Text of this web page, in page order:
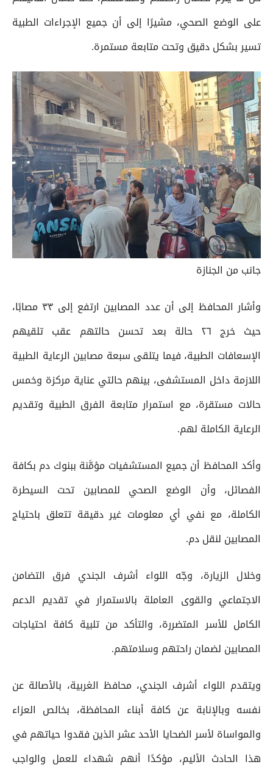
على الوضع الصحي، مشيرًا إلى أن جميع الإجراءات الطبية
تسير بشكل دقيق وتحت متابعة مستمرة.
جانب من الجنازة
وأشار المحافظ إلى أن عدد المصابين ارتفع إلى ٣٣ مصابًا،
حيث خرج ٢٦ حالة بعد تحسن حالتهم عقب تلقيهم
الإسعافات الطبية، فيما يتلقى سبعة مصابين الرعاية الطبية
اللازمة داخل المستشفى، بينهم حالتي عناية مركزة وخمس
حالات مستقرة، مع استمرار متابعة الفرق الطبية وتقديم
الرعاية الكاملة لهم.
وأكد المحافظ أن جميع المستشفيات مؤمَّنة ببنوك دم بكافة
الفصائل، وأن الوضع الصحي للمصابين تحت السيطرة
الكاملة، مع نفي أي معلومات غير دقيقة تتعلق باحتياج
المصابين لنقل دم.
وخلال الزيارة، وجّه اللواء أشرف الجندي فرق التضامن
الاجتماعي والقوى العاملة بالاستمرار في تقديم الدعم
الكامل للأسر المتضررة، والتأكد من تلبية كافة احتياجات
المصابين لضمان راحتهم وسلامتهم.
ويتقدم اللواء أشرف الجندي، محافظ الغربية، بالأصالة عن
نفسه وبالإنابة عن كافة أبناء المحافظة، بخالص العزاء
والمواساة لأسر الضحايا الأحد عشر الذين فقدوا حياتهم في
هذا الحادث الأليم، مؤكدًا أنهم شهداء للعمل والواجب